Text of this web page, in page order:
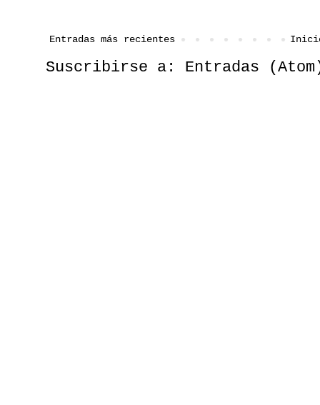
Entradas más recientes
Suscribirse a: Entradas